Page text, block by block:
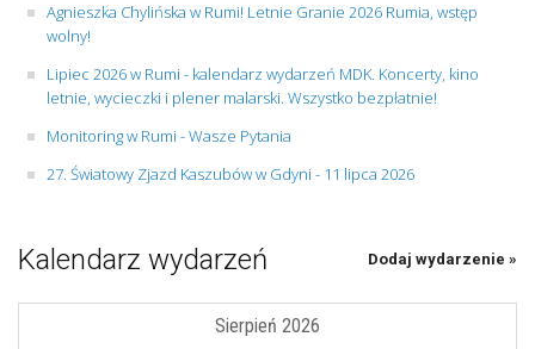
Agnieszka Chylińska w Rumi! Letnie Granie 2026 Rumia, wstęp
wolny!
Lipiec 2026 w Rumi - kalendarz wydarzeń MDK. Koncerty, kino
letnie, wycieczki i plener malarski. Wszystko bezpłatnie!
Monitoring w Rumi - Wasze Pytania
27. Światowy Zjazd Kaszubów w Gdyni - 11 lipca 2026
Kalendarz wydarzeń Dodaj wydarzenie »
Sierpień 2026